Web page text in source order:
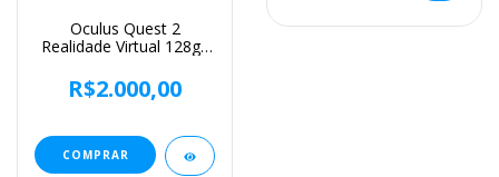
Oculus Quest 2
Realidade Virtual 128gb
R$2.000,00